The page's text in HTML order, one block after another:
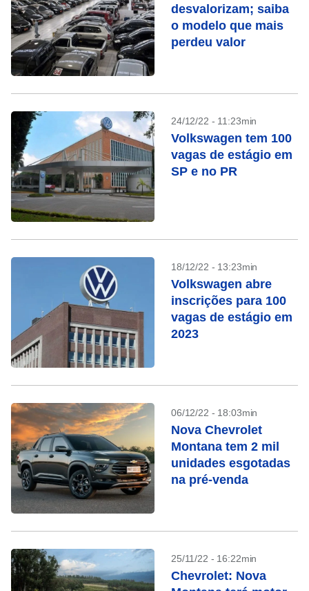
desvalorizam; saiba
o modelo que mais
perdeu valor
24/12/22 - 11:23min
Volkswagen tem 100
vagas de estágio em
SP e no PR
18/12/22 - 13:23min
Volkswagen abre
inscrições para 100
vagas de estágio em
2023
06/12/22 - 18:03min
Nova Chevrolet
Montana tem 2 mil
unidades esgotadas
na pré-venda
25/11/22 - 16:22min
Chevrolet: Nova